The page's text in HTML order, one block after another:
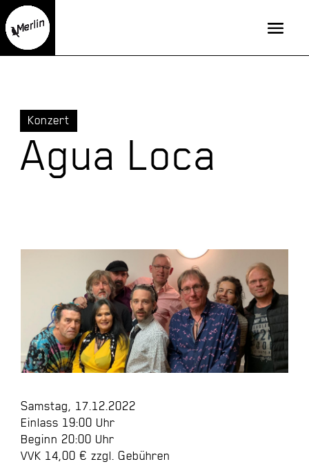
Konzert
Agua Loca
Samstag, 17.12.2022
Einlass 19:00 Uhr
Beginn 20:00 Uhr
VVK 14,00 € zzgl. Gebühren